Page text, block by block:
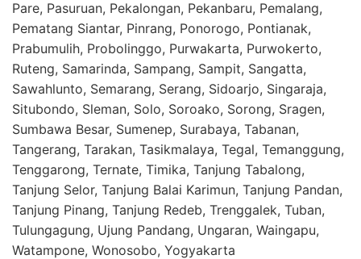
Pare, Pasuruan, Pekalongan, Pekanbaru, Pemalang,
Pematang Siantar, Pinrang, Ponorogo, Pontianak,
Prabumulih, Probolinggo, Purwakarta, Purwokerto,
Ruteng, Samarinda, Sampang, Sampit, Sangatta,
Sawahlunto, Semarang, Serang, Sidoarjo, Singaraja,
Situbondo, Sleman, Solo, Soroako, Sorong, Sragen,
Sumbawa Besar, Sumenep, Surabaya, Tabanan,
Tangerang, Tarakan, Tasikmalaya, Tegal, Temanggung,
Tenggarong, Ternate, Timika, Tanjung Tabalong,
Tanjung Selor, Tanjung Balai Karimun, Tanjung Pandan,
Tanjung Pinang, Tanjung Redeb, Trenggalek, Tuban,
Tulungagung, Ujung Pandang, Ungaran, Waingapu,
Watampone, Wonosobo, Yogyakarta